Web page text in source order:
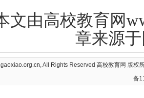
文由高校教育网
章来源
All Rights Reserved 高校教育网 版权
备